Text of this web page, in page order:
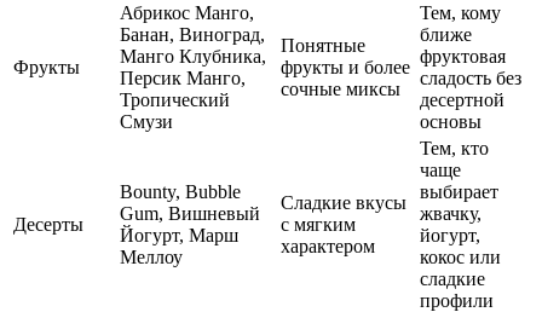
Фрукты
Абрикос Манго,
Банан, Виноград,
Манго Клубника,
Персик Манго,
Тропический
Смузи
Понятные
фрукты и более
сочные миксы
Тем, кому
ближе
фруктовая
сладость без
десертной
основы
Десерты
Bounty, Bubble
Gum, Вишневый
Йогурт, Марш
Меллоу
Сладкие вкусы
с мягким
характером
Тем, кто
чаще
выбирает
жвачку,
йогурт,
кокос или
сладкие
профили